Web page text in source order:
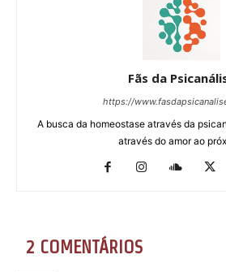
Fãs da
https://
A busca da homeostase através da
através do amor ao
2 COMENTÁRIOS